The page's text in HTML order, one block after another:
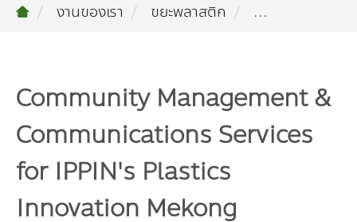
รู้จัก ม.ส.ท.
โครงสร้างองค์กร
คณะกรรมการมูลนิธิ
คณะกรรมการบริหารสถาบัน
คณะผู้บริหาร
สิ่งแวดล้อมอุตสาหกรรม
อุตสาหกรรมยั่งยืน
มลพิษอุตสาหกรรม
สิ่งแวดล้อมเมืองและชุมชน
ชุมชนและเมืองน่าอยู่
ขยะชุมชน-ขยะอาหาร
การผลิตและการบริโภคยั่งยืน
ฉลากเขียว
ทรัพยากรธรรมชาติ
คลังความรู้
บทความ
อินโฟกราฟิก | โปสเตอร์
คลิปวิดีโอ
กิจกรรมข่าวสาร
กิจกรรมของเรา
ข่าวสิ่งแวดล้อม
ร่วมงานกับเรา
งาน
ติดต่อเรา
งานของเรา ขยะพลาสติก ...
Community Management &
Communications Services
for IPPIN's Plastics
Innovation Mekong